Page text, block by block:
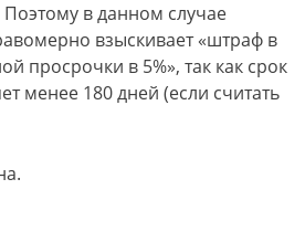
в данном случае
взыскивает «штраф в
просрочки в 5%», так как срок
менее 180 дней (если считать